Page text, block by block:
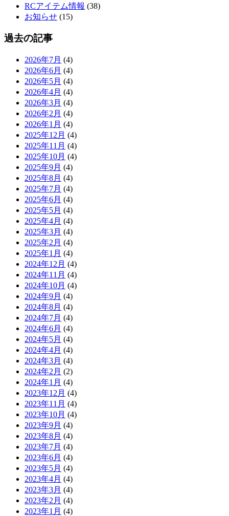
RCアイテム情報 (38)
お知らせ (15)
過去の記事
2026年7月 (4)
2026年6月 (4)
2026年5月 (4)
2026年4月 (4)
2026年3月 (4)
2026年2月 (4)
2026年1月 (4)
2025年12月 (4)
2025年11月 (4)
2025年10月 (4)
2025年9月 (4)
2025年8月 (4)
2025年7月 (4)
2025年6月 (4)
2025年5月 (4)
2025年4月 (4)
2025年3月 (4)
2025年2月 (4)
2025年1月 (4)
2024年12月 (4)
2024年11月 (4)
2024年10月 (4)
2024年9月 (4)
2024年8月 (4)
2024年7月 (4)
2024年6月 (4)
2024年5月 (4)
2024年4月 (4)
2024年3月 (4)
2024年2月 (2)
2024年1月 (4)
2023年12月 (4)
2023年11月 (4)
2023年10月 (4)
2023年9月 (4)
2023年8月 (4)
2023年7月 (4)
2023年6月 (4)
2023年5月 (4)
2023年4月 (4)
2023年3月 (4)
2023年2月 (4)
2023年1月 (4)